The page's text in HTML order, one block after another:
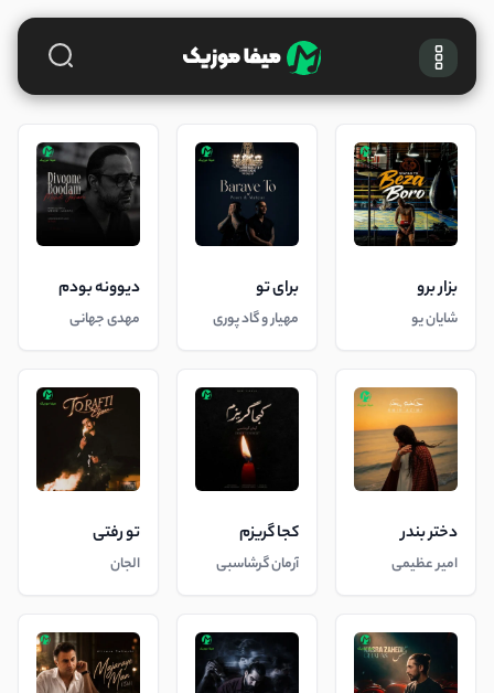
بزار برو
شایان یو
برای تو
مهیار و گاد پوری
دیوونه بودم
مهدی جهانی
دختر بندر
امیر عظیمی
کجا گریزم
آرمان گرشاسبی
تو رفتی
الجان